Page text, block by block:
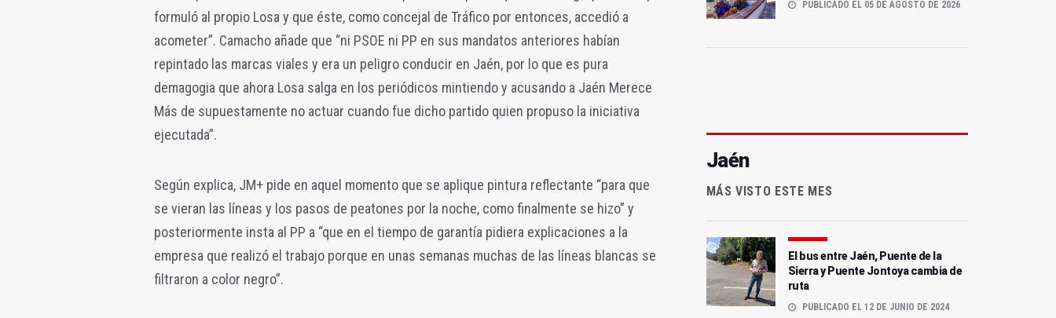
formuló al propio Losa y que éste, como concejal de Tráfico por entonces, accedió a
acometer”. Camacho añade que “ni PSOE ni PP en sus mandatos anteriores habían
repintado las marcas viales y era un peligro conducir en Jaén, por lo que es pura
demagogia que ahora Losa salga en los periódicos mintiendo y acusando a Jaén Merece
Más de supuestamente no actuar cuando fue dicho partido quien propuso la iniciativa
ejecutada”.
Según explica, JM+ pide en aquel momento que se aplique pintura reflectante “para que
se vieran las líneas y los pasos de peatones por la noche, como finalmente se hizo” y
posteriormente insta al PP a “que en el tiempo de garantía pidiera explicaciones a la
empresa que realizó el trabajo porque en unas semanas muchas de las líneas blancas se
filtraron a color negro”.
PUBLICADO EL 05 DE AGOSTO DE 2026
Jaén
MÁS VISTO ESTE MES
El bus entre Jaén, Puente de la
Sierra y Puente Jontoya cambia de
ruta
PUBLICADO EL 12 DE JUNIO DE 2024